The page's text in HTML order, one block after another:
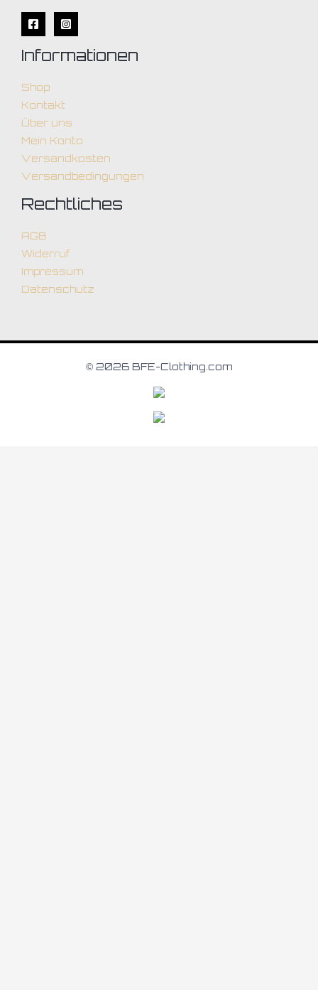
Informationen
Shop
Kontakt
Über uns
Mein Konto
Versandkosten
Versandbedingungen
Rechtliches
AGB
Widerruf
Impressum
Datenschutz
© 2026 BFE-Clothing.com